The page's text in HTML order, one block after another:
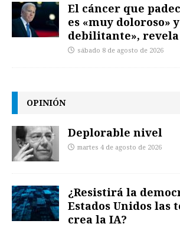
El cáncer que
es «muy doloroso»
debilitante»,
sábado 8 de agosto de 2026
OPINIÓN
Deplorable nivel
martes 4 de agosto de 2026
¿Resistirá la
Estados Unidos las
crea la IA?